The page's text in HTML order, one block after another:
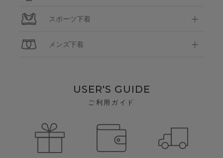
スポーツ下着
メンズ下着
USER'S GUIDE
ご利用ガイド